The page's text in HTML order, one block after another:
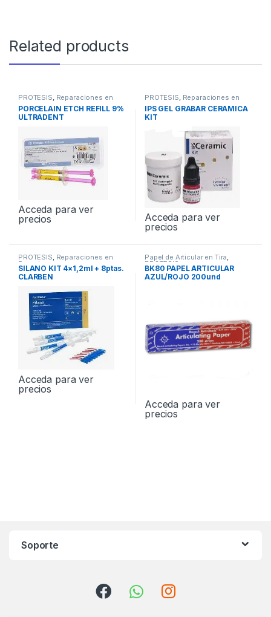
Related products
PROTESIS Reparaciones en
PORCELAIN ETCH REFILL 9%
ULTRADENT
Acceda para ver
precios
PROTESIS Reparaciones en
IPS GEL GRABAR CERAMICA
KIT
Acceda para ver
precios
PROTESIS, Reparaciones en
Porcelana
SILANO KIT 4×1,2ml + 8ptas.
CLARBEN
Acceda para ver
precios
Papel de Articular en Tira,
PROTESIS
BK80 PAPEL ARTICULAR
AZUL/ROJO 200und
Acceda para ver
precios
Soporte